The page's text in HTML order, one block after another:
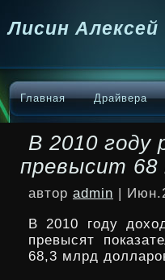
Лисин Алексей
Главная Драйвера
В 2010 году
превысит 68
автор admin |
В 2010 году
превысят
68,3 млрд